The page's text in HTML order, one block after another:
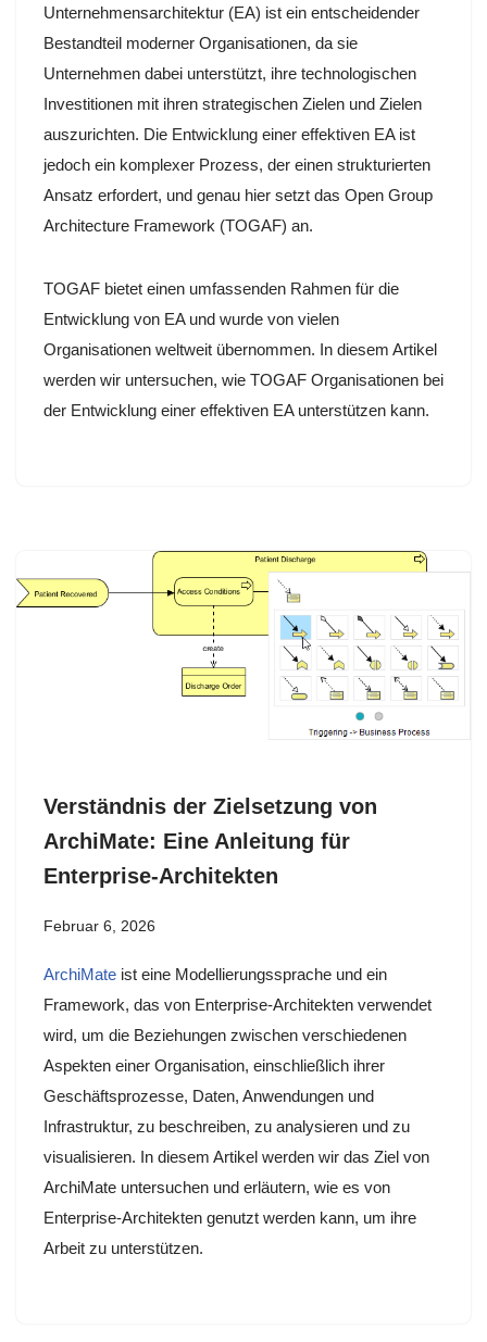
Unternehmensarchitektur (EA) ist ein entscheidender
Bestandteil moderner Organisationen, da sie
Unternehmen dabei unterstützt, ihre technologischen
Investitionen mit ihren strategischen Zielen und Zielen
auszurichten. Die Entwicklung einer effektiven EA ist
jedoch ein komplexer Prozess, der einen strukturierten
Ansatz erfordert, und genau hier setzt das Open Group
Architecture Framework (TOGAF) an.
TOGAF bietet einen umfassenden Rahmen für die
Entwicklung von EA und wurde von vielen
Organisationen weltweit übernommen. In diesem Artikel
werden wir untersuchen, wie TOGAF Organisationen bei
der Entwicklung einer effektiven EA unterstützen kann.
Verständnis der Zielsetzung von
ArchiMate: Eine Anleitung für
Enterprise-Architekten
Februar 6, 2026
ArchiMate ist eine Modellierungssprache und ein
Framework, das von Enterprise-Architekten verwendet
wird, um die Beziehungen zwischen verschiedenen
Aspekten einer Organisation, einschließlich ihrer
Geschäftsprozesse, Daten, Anwendungen und
Infrastruktur, zu beschreiben, zu analysieren und zu
visualisieren. In diesem Artikel werden wir das Ziel von
ArchiMate untersuchen und erläutern, wie es von
Enterprise-Architekten genutzt werden kann, um ihre
Arbeit zu unterstützen.